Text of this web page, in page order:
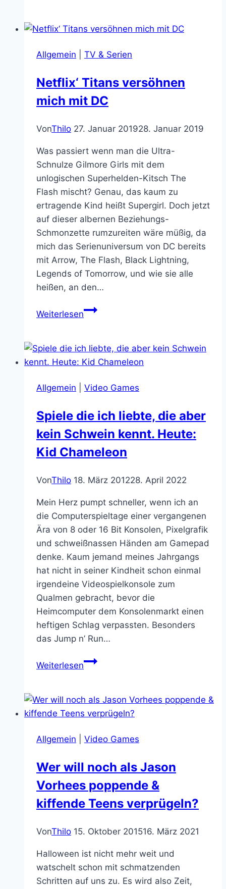
bzw.
11.Gebot:
sollst
Rotten
vertrauen
Allgemein TV & Serien
Netflix‘ Titans versöhnen
mich mit DC
VonThilo 27. Januar 201928. Januar 2019
Was passiert wenn man die Ultra-
Schnulze Gilmore Girls mit dem
unlogischen Superhelden-Kitsch The
Flash mischt? Genau, das kaum zu
ertragende Kind heißt Supergirl. Doch jetzt
auf dieser albernen Beziehungs-
Schmonzette rumzureiten wäre müßig, da
mich das Serienuniversum von DC bereits
mit Arrow, The Flash, Black Lightning,
Legends of Tomorrow, und wie sie alle
heißen, an den…
WeiterlesenNetflix‘
mich
mit
Allgemein
Video Games
Spiele die ich liebte, die aber
kein Schwein kennt. Heute:
Kid Chameleon
VonThilo 18. März 201228. April 2022
Mein Herz pumpt schneller, wenn ich an
die Computerspieltage einer vergangenen
Ära von 8 oder 16 Bit Konsolen, Pixelgrafik
und schweißnassen Händen am Gamepad
denke. Kaum jemand meines Jahrgangs
hat nicht in seiner Kindheit schon einmal
irgendeine Videospielkonsole zum
Qualmen gebracht, bevor die
Heimcomputer dem Konsolenmarkt einen
heftigen Schlag verpassten. Besonders
das Jump n’ Run…
WeiterlesenSpiele
liebte,
die
kein
kennt.
Heute:
Kid
Chameleon
Allgemein Video Games
Wer will noch als Jason
Vorhees poppende &
kiffende Teens verprügeln?
VonThilo 15. Oktober 201516. März 2021
Halloween ist nicht mehr weit und
watschelt schon mit schmatzenden
Schritten auf uns zu. Es wird also Zeit,